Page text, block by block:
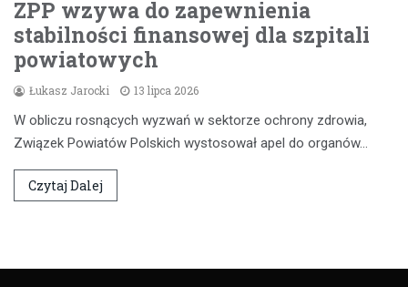
ZPP wzywa do zapewnienia
stabilności finansowej dla szpitali
powiatowych
Łukasz Jarocki 13 lipca 2026
W obliczu rosnących wyzwań w sektorze ochrony zdrowia,
Związek Powiatów Polskich wystosował apel do organów…
Czytaj Dalej